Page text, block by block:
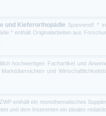
und Kieferorthopädie Spannend! *
* enthält Originalarbeiten aus
hochwertigen Fachartikel und
und
enthält ein monothematisches
und dem Inserenten ein ideales